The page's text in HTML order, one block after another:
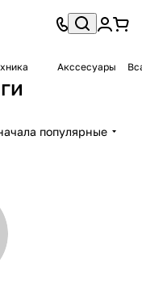
Акссесуары
популярные